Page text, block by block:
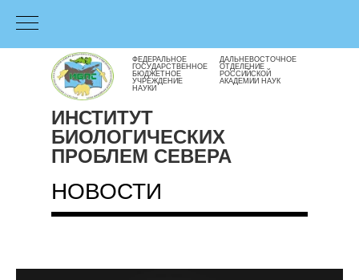
ИНСТИТУТ
БИОЛОГИЧЕСКИХ
ПРОБЛЕМ СЕВЕРА
ФЕДЕРАЛЬНОЕ
ГОСУДАРСТВЕННОЕ
БЮДЖЕТНОЕ
УЧРЕЖДЕНИЕ
НАУКИ
ДАЛЬНЕВОСТОЧНОЕ
ОТДЕЛЕНИЕ
РОССИЙСКОЙ
АКАДЕМИИ НАУК
НОВОСТИ